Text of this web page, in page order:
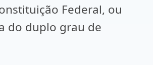
Federal, ou
do duplo grau de